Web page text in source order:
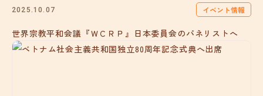
2025.10.07 イベント情報
世界宗教平和会議『ＷＣＲＰ』日本委員会のパネリストへ